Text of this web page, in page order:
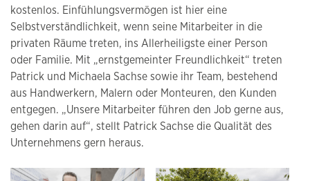
kostenlos. Einfühlungsvermögen ist hier eine
Selbstverständlichkeit, wenn seine Mitarbeiter in die
privaten Räume treten, ins Allerheiligste einer Person
oder Familie. Mit „ernstgemeinter Freundlichkeit“ treten
Patrick und Michaela Sachse sowie ihr Team, bestehend
aus Handwerkern, Malern oder Monteuren, den Kunden
entgegen. „Unsere Mitarbeiter führen den Job gerne aus,
gehen darin auf“, stellt Patrick Sachse die Qualität des
Unternehmens gern heraus.